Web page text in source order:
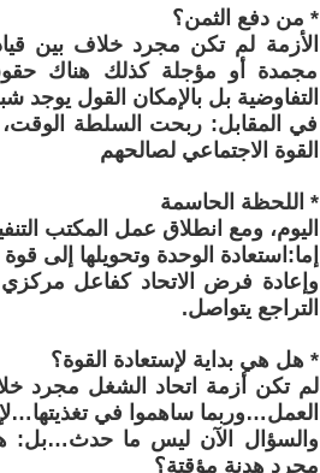
* من دفع الثمن؟
الأزمة لم تكن مجرد خلاف بين
مجمدة أو مؤجلة كذلك هناك
التفاوضية بل بالإمكان القول يوجد
في المقابل: ربحت السلطة
القوة الاجتماعي لصالحهم
* اللحظة الحاسمة
اليوم، ومع انطلاق عمل المكتب
إما:استعادة الوحدة وتحويلها إلى
وإعادة فرض الاتحاد كفاعل مركزي
التراجع يتواصل.
* هل هي بداية لإستعادة القوة؟
لم تكن أزمة اتحاد الشغل مجرد
العمل…وربما ساهموا في
مجرد هدنة مؤقتة؟